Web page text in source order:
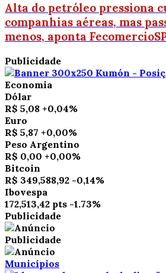
Alta do petróleo pressiona
companhias aéreas, mas
menos, aponta
Publicidade
Economia
Dólar
R$ 5,08 +0,04%
Euro
R$ 5,87 +0,00%
Peso Argentino
R$ 0,00 +0,00%
Bitcoin
R$ 349,588,92 -0,14%
Ibovespa
172,513,42 pts -1.73%
Publicidade
Publicidade
Municípios